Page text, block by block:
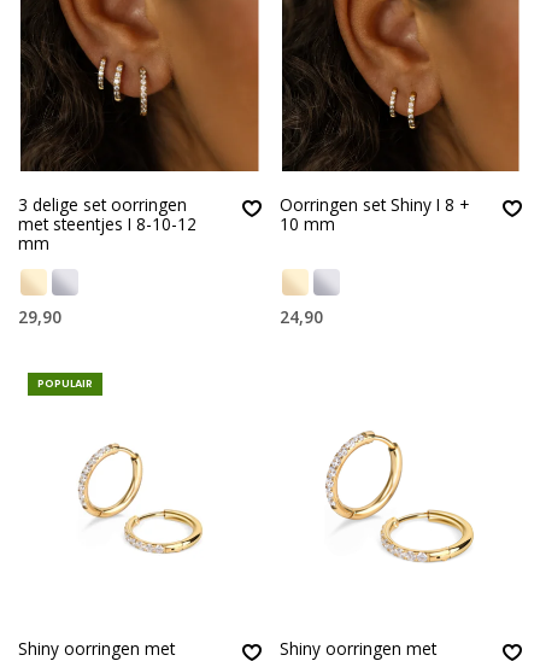
3 delige set oorringen
met steentjes I 8-10-12
mm
29,90
Oorringen set Shiny I 8 +
10 mm
24,90
POPULAIR
Shiny oorringen met
Shiny oorringen met